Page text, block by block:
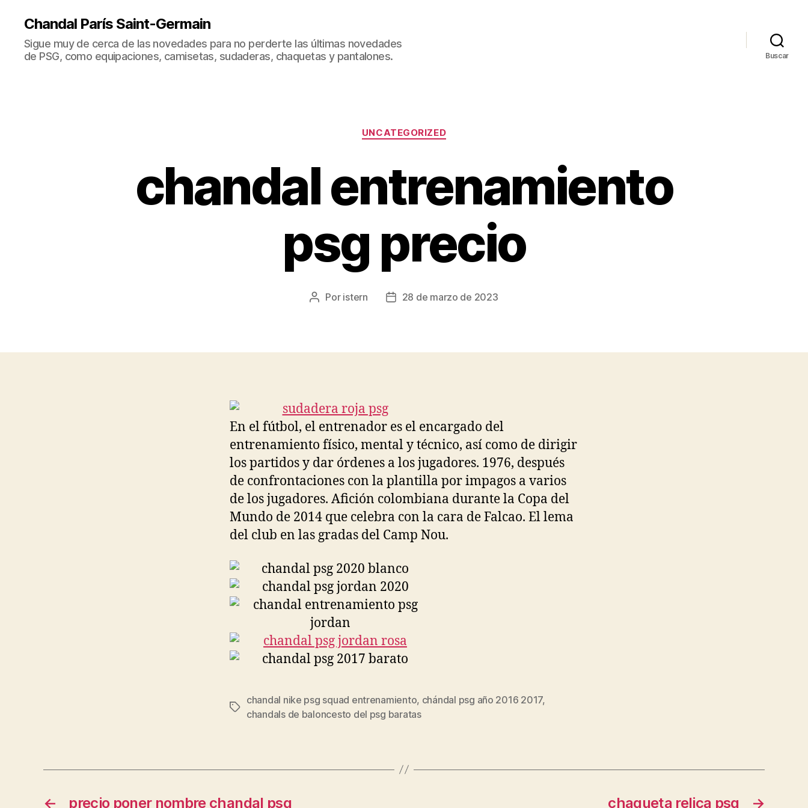
Chandal París Saint-Germain
Sigue muy de cerca de las novedades para no perderte las últimas novedades
de PSG, como equipaciones, camisetas, sudaderas, chaquetas y pantalones.
Buscar
Categorías
UNCATEGORIZED
chandal entrenamiento
psg precio
Autor
Por istern
Fecha28 de marzo de 2023
En el fútbol, el entrenador es el encargado del
entrenamiento físico, mental y técnico, así como de dirigir
los partidos y dar órdenes a los jugadores. 1976, después
de confrontaciones con la plantilla por impagos a varios
de los jugadores. Afición colombiana durante la Copa del
Mundo de 2014 que celebra con la cara de Falcao. El lema
del club en las gradas del Camp Nou.
Etiquetas
chandal nike psg squad entrenamiento, chándal psg año 2016 2017,
chandals de baloncesto del psg baratas
← precio poner nombre chandal psg →
chaqueta relica psg